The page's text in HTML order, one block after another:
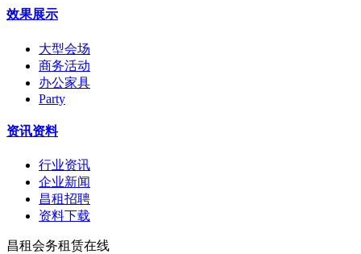
效果展示
大型会场
商务活动
办公家具
Party
资讯资料
行业资讯
企业新闻
昌租招聘
资料下载
昌租会务租赁在线